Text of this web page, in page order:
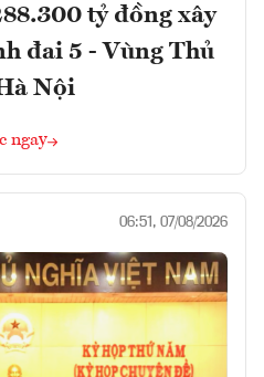
tỷ đồng xây
đai 5 - Vùng Thủ
Nội
ngay
06:51, 07/08/2026